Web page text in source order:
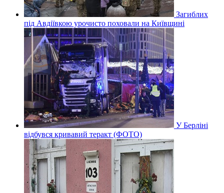
Загиблих
під Авдіївкою урочисто поховали на Київщині
У Берліні
відбувся кривавий теракт (ФОТО)